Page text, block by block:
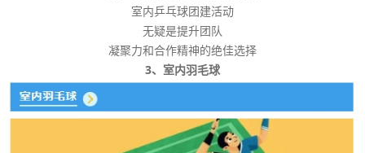
室内乒乓球团建活动
无疑是提升团队
凝聚力和合作精神的绝佳选择
3、室内羽毛球